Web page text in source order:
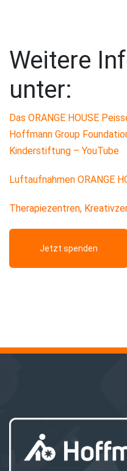
Weitere
unter:
Das ORANGE HOUSE
Hoffmann Group
Kinderstiftung – YouTube
Luftaufnahmen ORANGE
Therapiezentren,
Jetzt spenden